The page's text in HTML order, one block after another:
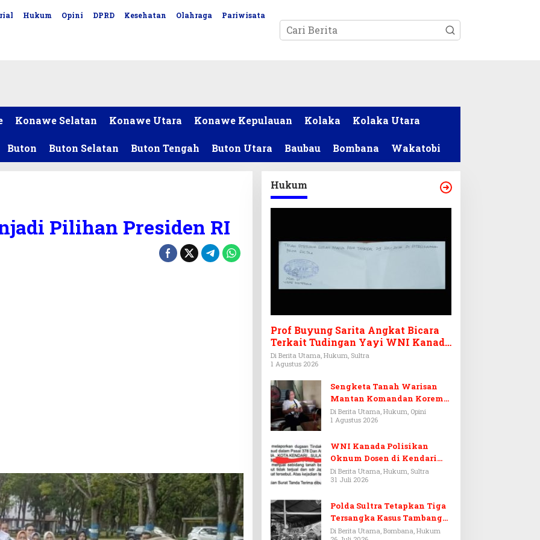
Hukum Opini DPRD Kesehatan Olahraga Pariwisata
Konawe Selatan Konawe Utara Konawe Kepulauan Kolaka Kolaka Utara
Buton Buton Selatan Buton Tengah Buton Utara Baubau Bombana Wakatobi
Pilihan Presiden RI
Hukum
Prof Buyung Sarita Angkat Bicara
Terkait Tudingan Yayi WNI Kanada
Ditagih Utang Rp3,6 Miliar
Di Berita Utama, Hukum, Sultra
1 Agustus 2026
Sengketa Tanah Warisan
Mantan Komandan Korem
143/HO, Ketika Warisan
Menjadi Arena Pemerasan
Di Berita Utama, Hukum, Opini
1 Agustus 2026
WNI Kanada Polisikan
Oknum Dosen di Kendari
Terkait Aset Puluhan Miliar
Di Berita Utama, Hukum, Sultra
31 Juli 2026
Polda Sultra Tetapkan Tiga
Tersangka Kasus Tambang
Emas Ilegal di Bombana
Di Berita Utama, Bombana, Hukum